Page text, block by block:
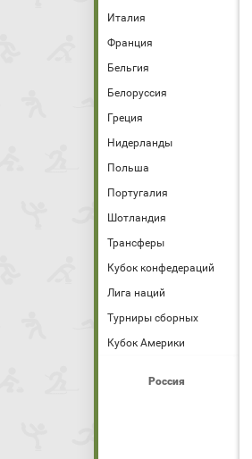
Италия
Франция
Бельгия
Белоруссия
Греция
Нидерланды
Польша
Португалия
Шотландия
Трансферы
Кубок конфедераций
Лига наций
Турниры сборных
Кубок Америки
Россия